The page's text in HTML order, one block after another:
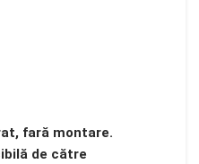
fară montare.
de către